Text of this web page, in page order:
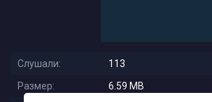
Слушали:
113
Размер:
6.59 MB